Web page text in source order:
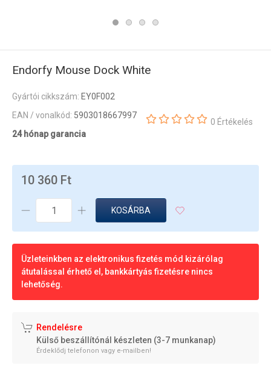
Endorfy Mouse Dock White
Gyártói cikkszám: EY0F002
EAN / vonalkód: 5903018667997
24 hónap garancia
0 Értékelés
10 360 Ft
KOSÁRBA
Üzleteinkben az elektronikus fizetés mód kizárólag
átutalással érhető el, bankkártyás fizetésre nincs
lehetőség.
Rendelésre
Külső beszállítónál készleten (3-7 munkanap)
Érdeklődj telefonon vagy e-mailben!